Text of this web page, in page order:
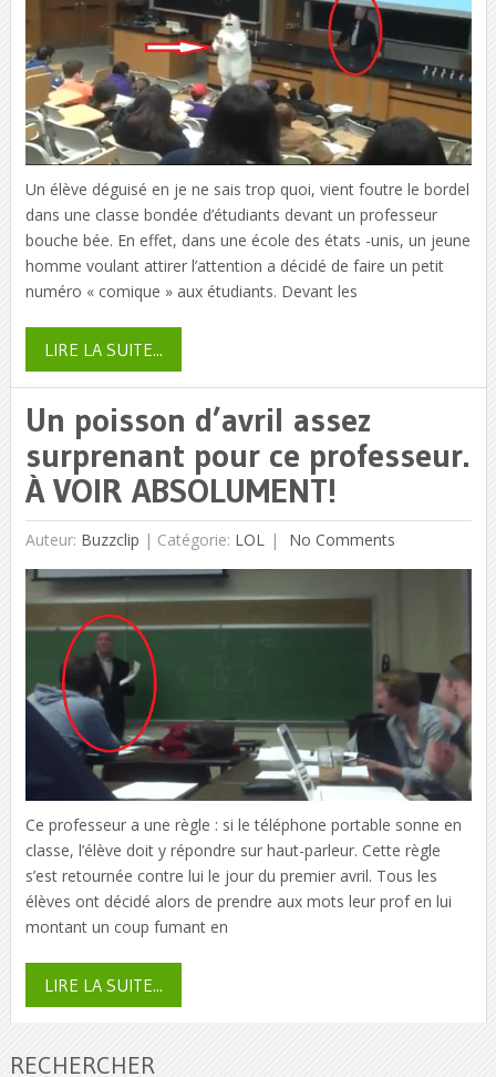
Un élève déguisé en je ne sais trop quoi, vient foutre le bordel
dans une classe bondée d’étudiants devant un professeur
bouche bée. En effet, dans une école des états -unis, un jeune
homme voulant attirer l’attention a décidé de faire un petit
numéro « comique » aux étudiants. Devant les
LIRE LA SUITE...
Un poisson d’avril assez
surprenant pour ce professeur.
À VOIR ABSOLUMENT!
Auteur: Buzzclip | Catégorie: LOL No Comments
Ce professeur a une règle : si le téléphone portable sonne en
classe, l’élève doit y répondre sur haut-parleur. Cette règle
s’est retournée contre lui le jour du premier avril. Tous les
élèves ont décidé alors de prendre aux mots leur prof en lui
montant un coup fumant en
LIRE LA SUITE...
RECHERCHER